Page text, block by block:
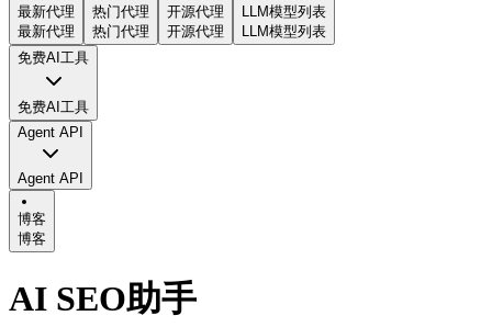
最新代理
最新代理
热门代理
热门代理
开源代理
开源代理
LLM模型列表
LLM模型列表
免费AI工具
免费AI工具
Agent API
Agent API
博客
博客
AI SEO助手